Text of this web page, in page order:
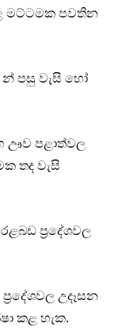
මට්ටමක පවතින
පසු වැසි හෝ
ඌව පළාත්වල
තද වැසි
ප්‍රදේශවල
උදෑසන
කළ හැක.